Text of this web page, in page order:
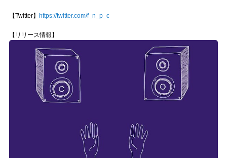
【Twitter】 https://twitter.com/f_n_p_c
【リリース情報】